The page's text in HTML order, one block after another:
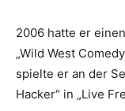
2006 hatte er
„Wild West
spielte er an der
Hacker“ in „Live